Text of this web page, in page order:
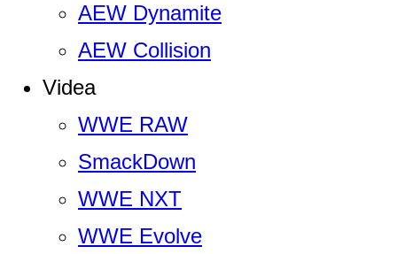
AEW Dynamite
AEW Collision
Videa
WWE RAW
SmackDown
WWE NXT
WWE Evolve